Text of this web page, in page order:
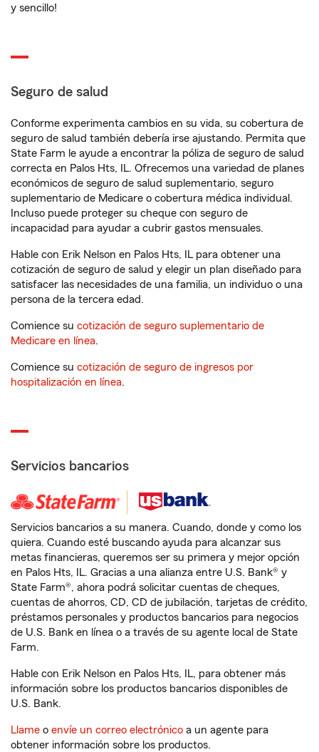
y sencillo!
Seguro de salud
Conforme experimenta cambios en su vida, su cobertura de
seguro de salud también debería irse ajustando. Permita que
State Farm le ayude a encontrar la póliza de seguro de salud
correcta en Palos Hts, IL. Ofrecemos una variedad de planes
económicos de seguro de salud suplementario, seguro
suplementario de Medicare o cobertura médica individual.
Incluso puede proteger su cheque con seguro de
incapacidad para ayudar a cubrir gastos mensuales.
Hable con Erik Nelson en Palos Hts, IL para obtener una
cotización de seguro de salud y elegir un plan diseñado para
satisfacer las necesidades de una familia, un individuo o una
persona de la tercera edad.
Comience su cotización de seguro suplementario de
Medicare en línea.
Comience su cotización de seguro de ingresos por
hospitalización en línea.
Servicios bancarios
Servicios bancarios a su manera. Cuando, donde y como los
quiera. Cuando esté buscando ayuda para alcanzar sus
metas financieras, queremos ser su primera y mejor opción
en Palos Hts, IL. Gracias a una alianza entre U.S. Bank® y
State Farm®, ahora podrá solicitar cuentas de cheques,
cuentas de ahorros, CD, CD de jubilación, tarjetas de crédito,
préstamos personales y productos bancarios para negocios
de U.S. Bank en línea o a través de su agente local de State
Farm.
Hable con Erik Nelson en Palos Hts, IL, para obtener más
información sobre los productos bancarios disponibles de
U.S. Bank.
Llame o envíe un correo electrónico a un agente para
obtener información sobre los productos.